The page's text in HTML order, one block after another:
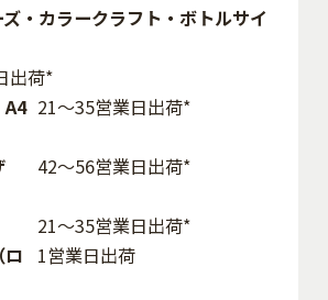
・カラークラフト・ボトルサイ
出荷*
21～35営業日出荷*
42〜56営業日出荷*
21～35営業日出荷*
1営業日出荷